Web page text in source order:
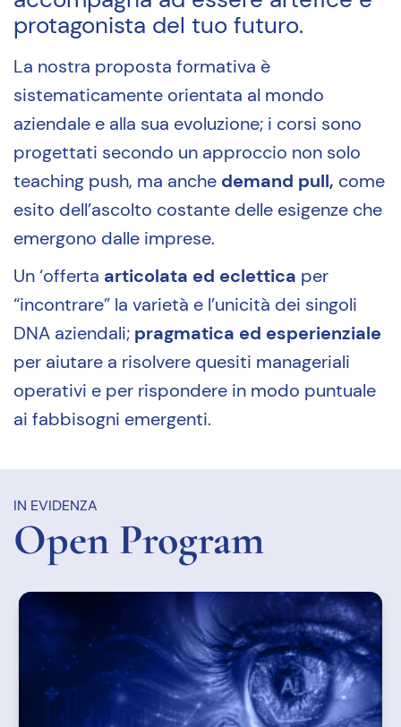
protagonista del tuo futuro.
La nostra proposta formativa è
sistematicamente orientata al mondo
aziendale e alla sua evoluzione; i corsi sono
progettati secondo un approccio non solo
teaching push, ma anche demand pull, come
esito dell’ascolto costante delle esigenze che
emergono dalle imprese.
Un ‘offerta articolata ed eclettica per
“incontrare” la varietà e l’unicità dei singoli
DNA aziendali; pragmatica ed esperienziale
per aiutare a risolvere quesiti manageriali
operativi e per rispondere in modo puntuale
ai fabbisogni emergenti.
IN EVIDENZA
Open Program